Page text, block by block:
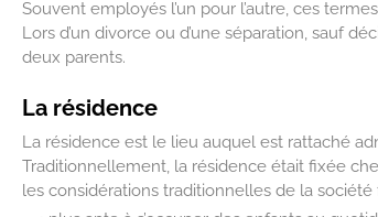
Souvent employés l’un pour l’autre, ces
Lors d’un divorce ou d’une séparation, sauf
deux parents.
La résidence
La résidence est le lieu auquel est rattaché
Traditionnellement, la résidence était fixée
les considérations traditionnelles de la